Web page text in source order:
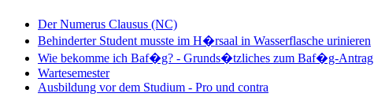
Der Numerus Clausus (NC)
Behinderter Student musste im H�rsaal in Wasserflasche urinieren
Wie bekomme ich Baf�g? - Grunds�tzliches zum Baf�g-Antrag
Wartesemester
Ausbildung vor dem Studium - Pro und contra